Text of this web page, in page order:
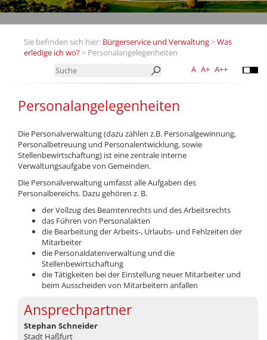
Sie befinden sich hier: Bürgerservice und Verwaltung>Was
erledige ich wo?> Personalangelegenheiten
A A+ A++
Personalangelegenheiten
Die Personalverwaltung (dazu zählen z.B. Personalgewinnung,
Personalbetreuung und Personalentwicklung, sowie
Stellenbewirtschaftung) ist eine zentrale interne
Verwaltungsaufgabe von Gemeinden.
Die Personalverwaltung umfasst alle Aufgaben des
Personalbereichs. Dazu gehören z. B.
der Vollzug des Beamtenrechts und des Arbeitsrechts
das Führen von Personalakten
die Bearbeitung der Arbeits-, Urlaubs- und Fehlzeiten der
Mitarbeiter
die Personaldatenverwaltung und die
Stellenbewirtschaftung
die Tätigkeiten bei der Einstellung neuer Mitarbeiter und
beim Ausscheiden von Mitarbeitern anfallen
Ansprechpartner
Stephan Schneider
Stadt Haßfurt